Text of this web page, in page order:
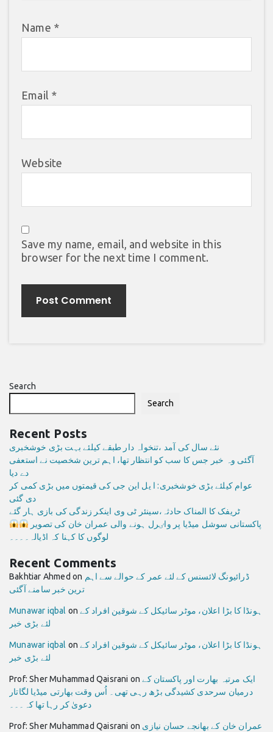
Name *
Email *
Website
Save my name, email, and website in this
browser for the next time I comment.
Search
Search
Recent Posts
نئے سال کی آمد ،تنخواہ دار طبقے کیلئے بہت بڑی خوشخبری
آگئی وہ خبر جس کا سب کو انتظار تھا، اہم ترین شخصیت نے استعفی
دے دیا
عوام کیلئے بڑی خوشخبری: ا یل این جی کی قیمتوں میں بڑی کمی کر
دی گئی
ٹریفک کا المناک حادثہ،سینئر ٹی وی اینکر زندگی کی بازی ہار گئے
پاکستانی سوشل میڈیا پر واٸرل ہونے والی عمران خان کی تصویر
لوگوں کا کہنا کہ اڈیالہ۔۔۔۔
Recent Comments
Bakhtiar Ahmed on ڈرائیونگ لائسنس کے لئے عمر کے حوالے سے اہم
ترین خبر سامنے آگئی
Munawar iqbal on ہونڈا کا بڑا اعلان، موٹر سائیکل کے شوقین افراد کے
لئے بڑی خبر
Munawar iqbal on ہونڈا کا بڑا اعلان، موٹر سائیکل کے شوقین افراد کے
لئے بڑی خبر
Prof: Sher Muhammad Qaisrani on ایک مرتبہ بھارت اور پاکستان کے
درمیان سرحدی کشیدگی بڑھ رہی تھی۔ اُس وقت بھارتی میڈیا لگاتار
دعویٰ کر رہا تھا کہ۔۔۔
Prof: Sher Muhammad Qaisrani on عمران خان کے بھانجے حسان نیازی